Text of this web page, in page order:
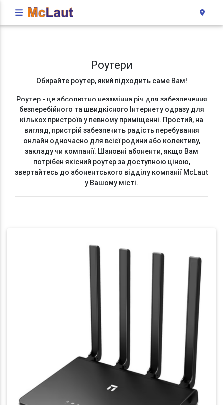
Роутери
Обирайте роутер, який підходить саме Вам!
Роутер - це абсолютно незамінна річ для забезпечення
безперебійного та швидкісного Інтернету одразу для
кількох пристроїв у певному приміщенні. Простий, на
вигляд, пристрій забезпечить радість перебування
онлайн одночасно для всієї родини або колективу,
закладу чи компанії. Шановні абоненти, якщо Вам
потрібен якісний роутер за доступною ціною,
звертайтесь до абонентського відділу компанії McLaut
у Вашому місті.